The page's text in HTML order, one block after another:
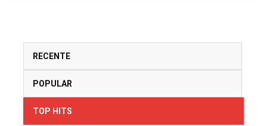
RECENTE
POPULAR
TOP HITS